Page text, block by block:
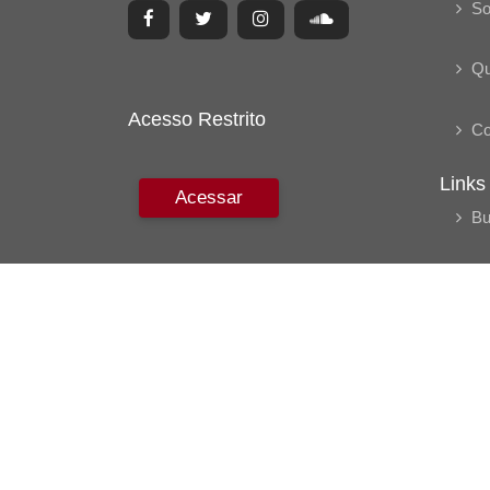
Acesso Restrito
Acessar